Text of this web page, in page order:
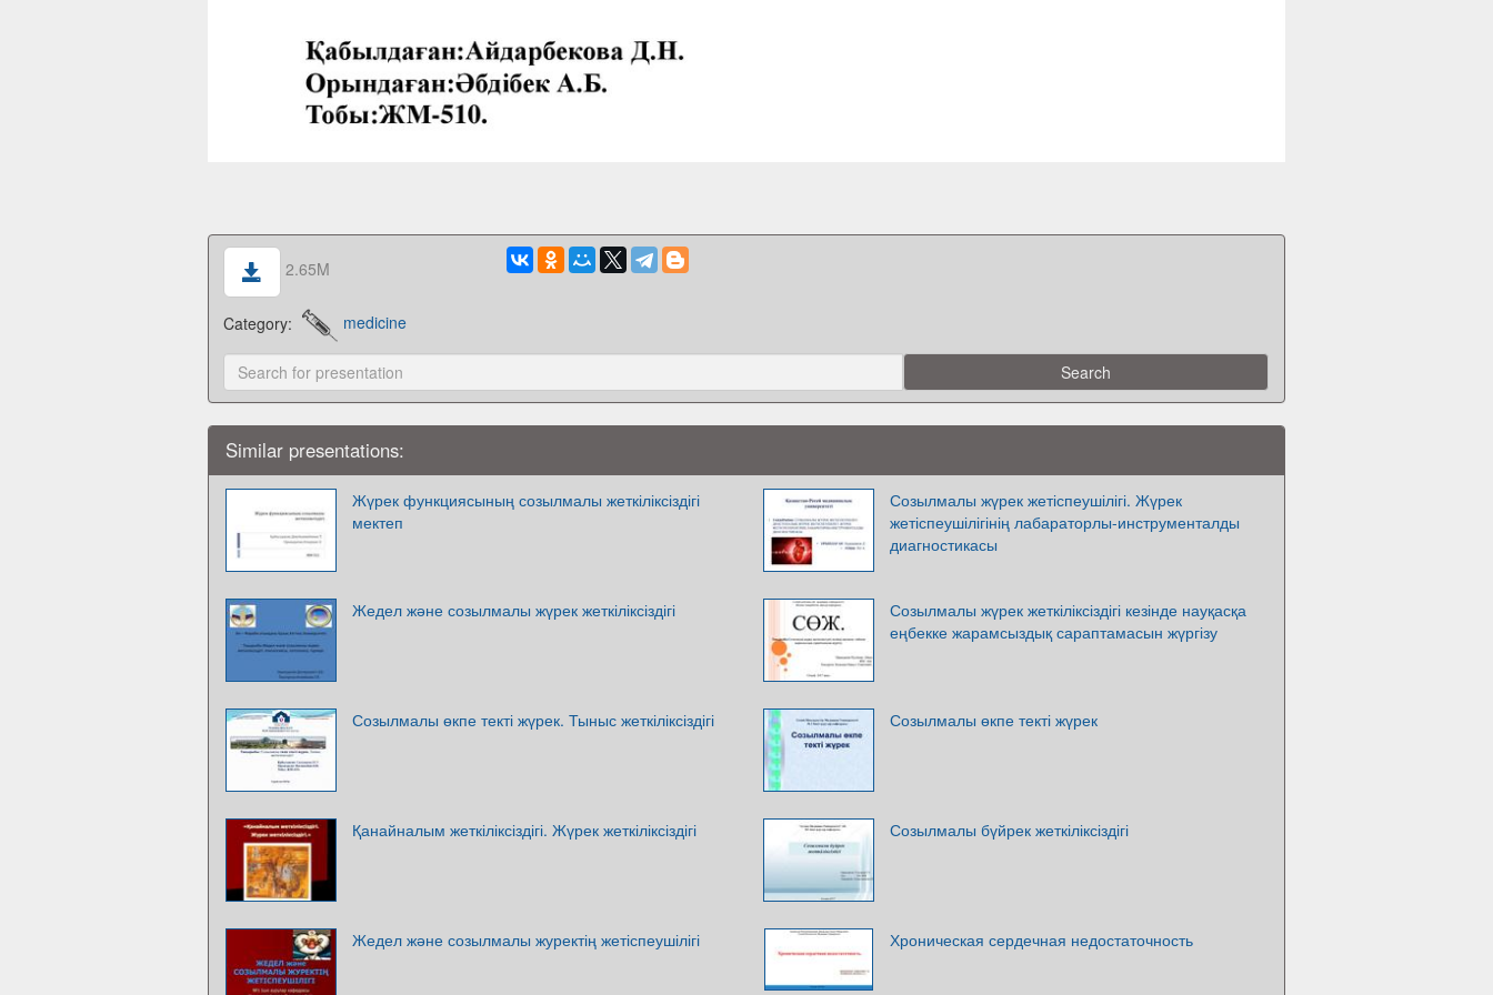
2.65M
Category: medicine
Similar presentations:
Жүрек функциясының созылмалы жеткіліксіздігі
мектеп
Созылмалы жүрек жетіспеушілігі. Жүрек
жетіспеушілігінің лабараторлы-инструменталды
диагностикасы
Жедел және созылмалы жүрек жеткіліксіздігі
Созылмалы жүрек жеткіліксіздігі кезінде науқасқа
еңбекке жарамсыздық сараптамасын жүргізу
Созылмалы өкпе текті жүрек. Тыныс жеткіліксіздігі Созылмалы өкпе текті жүрек
Қанайналым жеткіліксіздігі. Жүрек жеткіліксіздігі Созылмалы бүйрек жеткіліксіздігі
Жедел және созылмалы журектің жетіспеушілігі Хроническая сердечная недостаточность